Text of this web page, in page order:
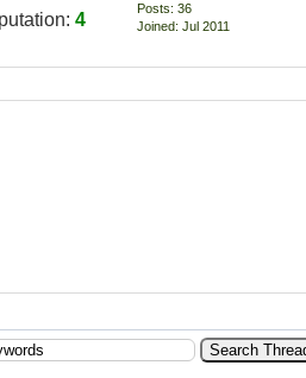
4
Posts: 36
Joined: Jul 2011